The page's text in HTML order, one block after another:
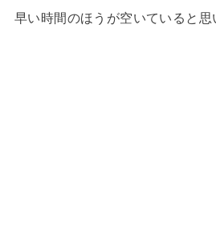
早い時間のほうが空いていると思